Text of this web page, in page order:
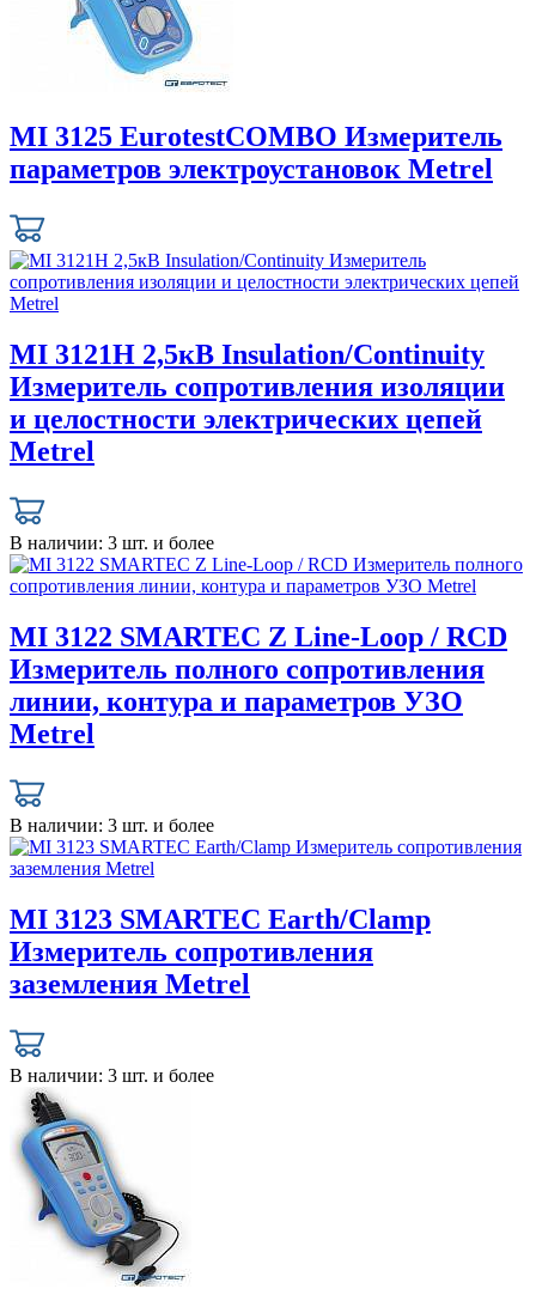
MI 3125 EurotestCOMBO Измеритель
параметров электроустановок Metrel
MI 3121H 2,5кВ Insulation/Continuity
Измеритель сопротивления изоляции
и целостности электрических цепей
Metrel
В наличии: 3 шт. и более
MI 3122 SMARTEC Z Line-Loop / RCD
Измеритель полного сопротивления
линии, контура и параметров УЗО
Metrel
В наличии: 3 шт. и более
MI 3123 SMARTEC Earth/Clamp
Измеритель сопротивления
заземления Metrel
В наличии: 3 шт. и более